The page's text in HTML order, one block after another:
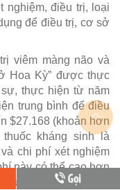
nghiệm, điều trị, loại
để điều trị, cơ sở
viêm màng não và
Hoa Kỳ” được thực
thực hiện từ năm
trung bình để điều
$27.168 (khoản hơn
kháng sinh là
chi phí xét nghiệm
này có thể cao hơn
tủy sống bị trì hoãn